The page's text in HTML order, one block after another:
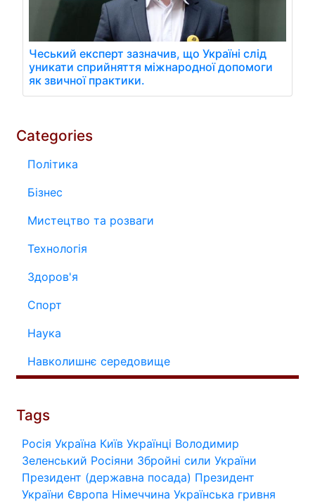
Чеський експерт зазначив, що Україні слід
уникати сприйняття міжнародної допомоги
як звичної практики.
Categories
Політика
Бізнес
Мистецтво та розваги
Технологія
Здоров'я
Спорт
Наука
Навколишнє середовище
Tags
Росія Україна Київ Українці Володимир
Зеленський Росіяни Збройні сили України
Президент (державна посада) Президент
України Європа Німеччина Українська гривня